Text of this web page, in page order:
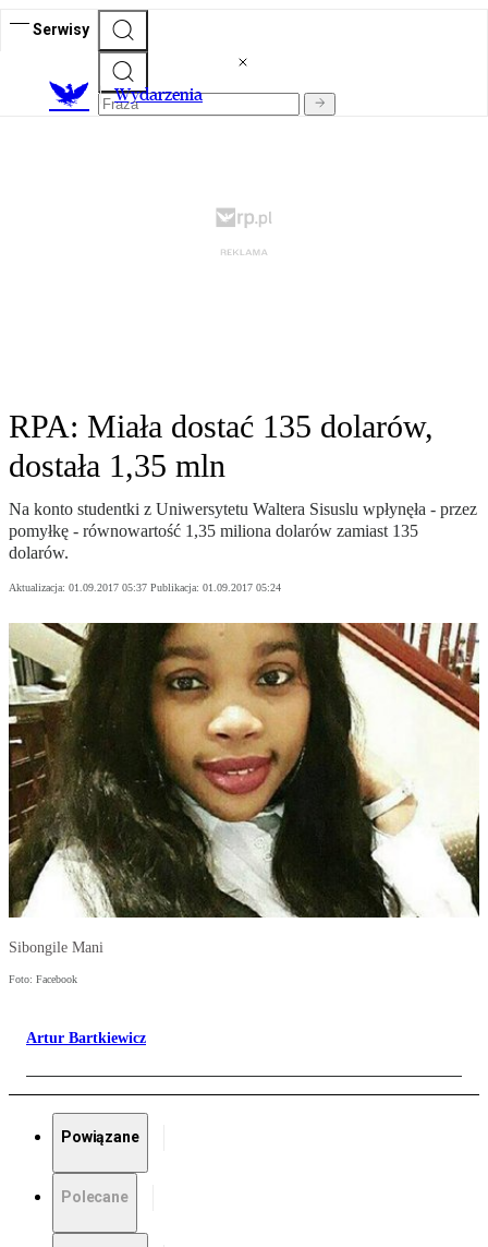
Serwisy
Wydarzenia
RPA: Miała dostać 135 dolarów,
dostała 1,35 mln
Na konto studentki z Uniwersytetu Waltera Sisuslu wpłynęła - przez
pomyłkę - równowartość 1,35 miliona dolarów zamiast 135
dolarów.
Aktualizacja: 01.09.2017 05:37 Publikacja: 01.09.2017 05:24
Sibongile Mani
Foto: Facebook
Artur Bartkiewicz
Powiązane
Polecane